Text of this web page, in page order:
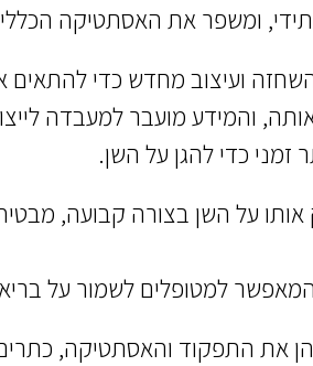
ומשפר את האסתטיקה
ועיצוב מחדש כדי
והמידע מועבר למעבדה
כדי להגן על השן.
על השן בצורה קבועה,
למטופלים לשמור על
את התפקוד והאסתטיקה,